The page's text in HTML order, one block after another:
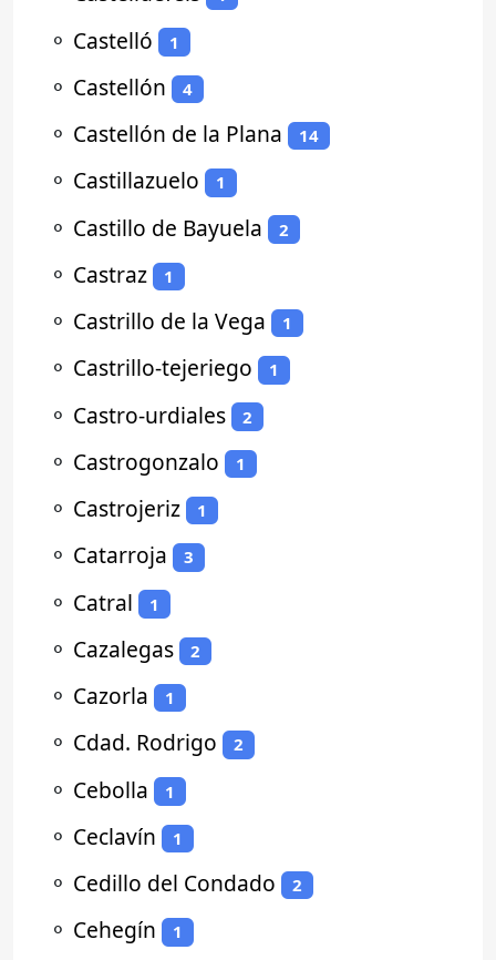
⚬ Castelló 1
⚬ Castellón 4
⚬ Castellón de la Plana 14
⚬ Castillazuelo 1
⚬ Castillo de Bayuela 2
⚬ Castraz 1
⚬ Castrillo de la Vega 1
⚬ Castrillo-tejeriego 1
⚬ Castro-urdiales 2
⚬ Castrogonzalo 1
⚬ Castrojeriz 1
⚬ Catarroja 3
⚬ Catral 1
⚬ Cazalegas 2
⚬ Cazorla 1
⚬ Cdad. Rodrigo 2
⚬ Cebolla 1
⚬ Ceclavín 1
⚬ Cedillo del Condado 2
⚬ Cehegín 1